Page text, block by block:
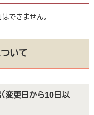
できません。
いて
変更日から10日以